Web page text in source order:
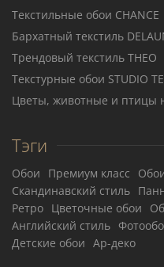
Текстильные обои CHANCE
Бархатный текстиль
Трендовый текстиль THEO
Teкстурные обои STUDIO
Цветы, животные и птицы
Тэги
Обои Премиум класс
Скандинавский стиль
Ретро Цветочные обои
Английский стиль
Детские обои Ар-деко